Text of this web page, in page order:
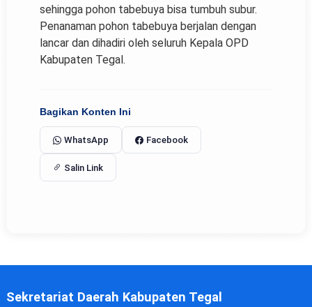
sehingga pohon tabebuya bisa tumbuh subur.
Penanaman pohon tabebuya berjalan dengan
lancar dan dihadiri oleh seluruh Kepala OPD
Kabupaten Tegal.
Bagikan Konten Ini
WhatsApp Facebook
Salin Link
Sekretariat Daerah Kabupaten Tegal